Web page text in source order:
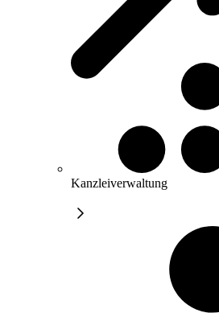
Kanzleiverwaltung